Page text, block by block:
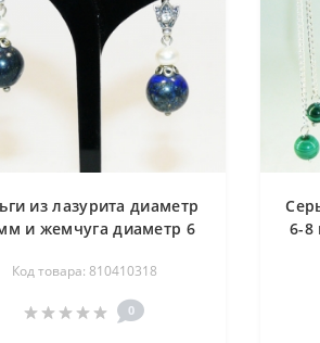
из лазурита диаметр
и жемчуга диаметр 6
Код товара: 810410318
0
6-8